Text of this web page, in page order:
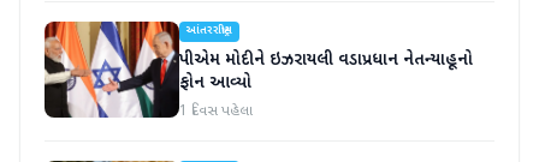
આંતરરાષ્ટ્રીય
પીએમ મોદીને ઇઝરાયલી વડાપ્રધાન નેતન્યાહૂનો
ફોન આવ્યો
1 દિવસ પહેલા